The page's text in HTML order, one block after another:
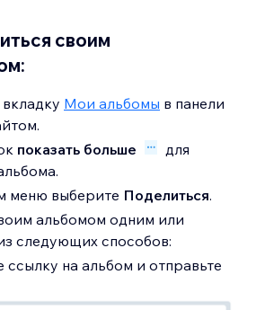
своим
Мои альбомы в панели
показать больше
для
меню выберите Поделиться.
альбомом одним или
следующих способов:
ссылку на альбом и отправьте